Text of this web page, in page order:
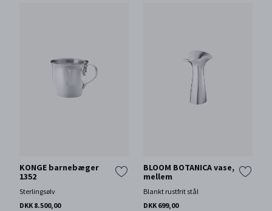
KONGE barnebæger
1352
Sterlingsølv
DKK 8.500,00
BLOOM BOTANICA vase,
mellem
Blankt rustfrit stål
DKK 699,00